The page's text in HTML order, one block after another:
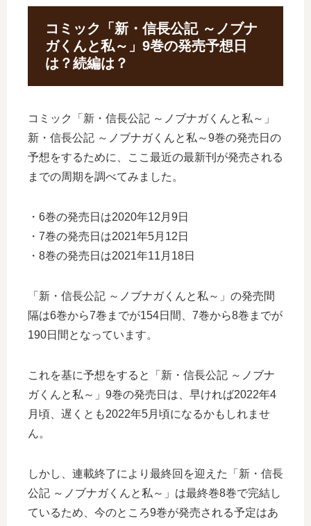
コミック「新・信長公記 ～ノブナ
ガくんと私～」9巻の発売予想日
は？続編は？
コミック「新・信長公記 ～ノブナガくんと私～」
新・信長公記 ～ノブナガくんと私～9巻の発売日の
予想をするために、ここ最近の最新刊が発売される
までの周期を調べてみました。
・6巻の発売日は2020年12月9日
・7巻の発売日は2021年5月12日
・8巻の発売日は2021年11月18日
「新・信長公記 ～ノブナガくんと私～」の発売間
隔は6巻から7巻までが154日間、7巻から8巻までが
190日間となっています。
これを基に予想をすると「新・信長公記 ～ノブナ
ガくんと私～」9巻の発売日は、早ければ2022年4
月頃、遅くとも2022年5月頃になるかもしれませ
ん。
しかし、連載終了により最終回を迎えた「新・信長
公記 ～ノブナガくんと私～」は最終巻8巻で完結し
ているため、今のところ9巻が発売される予定はあ